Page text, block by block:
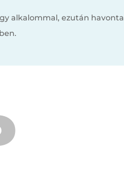
alkalommal, ezután havonta